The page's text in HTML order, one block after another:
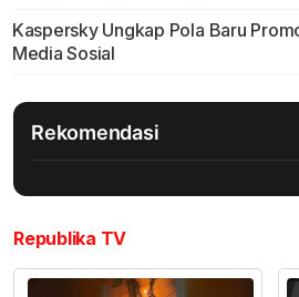
Kaspersky Ungkap Pola Baru
Media Sosial
Rekomendasi
Republika TV